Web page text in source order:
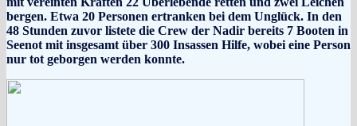
bergen. Etwa 20 Personen ertranken bei dem Unglück. In den
48 Stunden zuvor listete die Crew der Nadir bereits 7 Booten in
Seenot mit insgesamt über 300 Insassen Hilfe, wobei eine Person
nur tot geborgen werden konnte.